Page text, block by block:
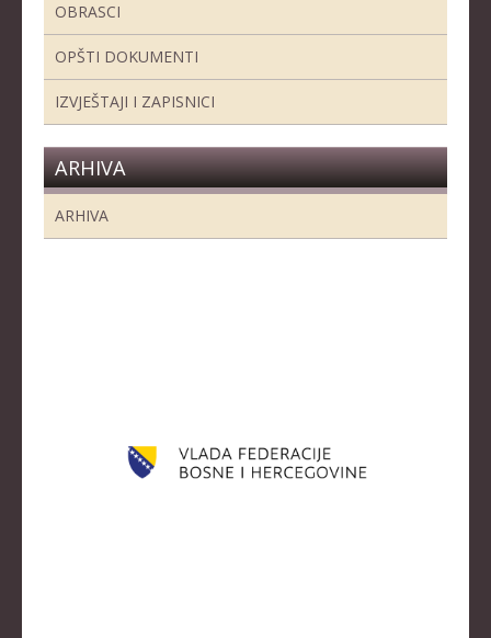
OBRASCI
OPŠTI DOKUMENTI
IZVJEŠTAJI I ZAPISNICI
ARHIVA
ARHIVA